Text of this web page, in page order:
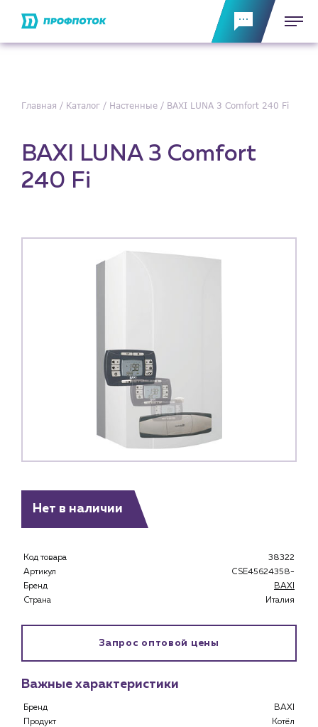
Главная Каталог Настенные BAXI LUNA 3 Comfort 240 Fi
BAXI LUNA 3 Comfort
240 Fi
Нет в наличии
Код товара
38322
Артикул
CSE45624358-
Бренд
BAXI
Страна
Италия
Запрос оптовой цены
Важные характеристики
Бренд
BAXI
Продукт
Котёл